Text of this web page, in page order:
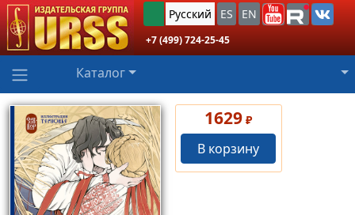
Русский ES EN
+7 (499) 724-25-45
Каталог
1629 ₽
В корзину